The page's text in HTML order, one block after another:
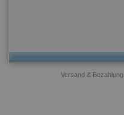
Versand & Bezahlung